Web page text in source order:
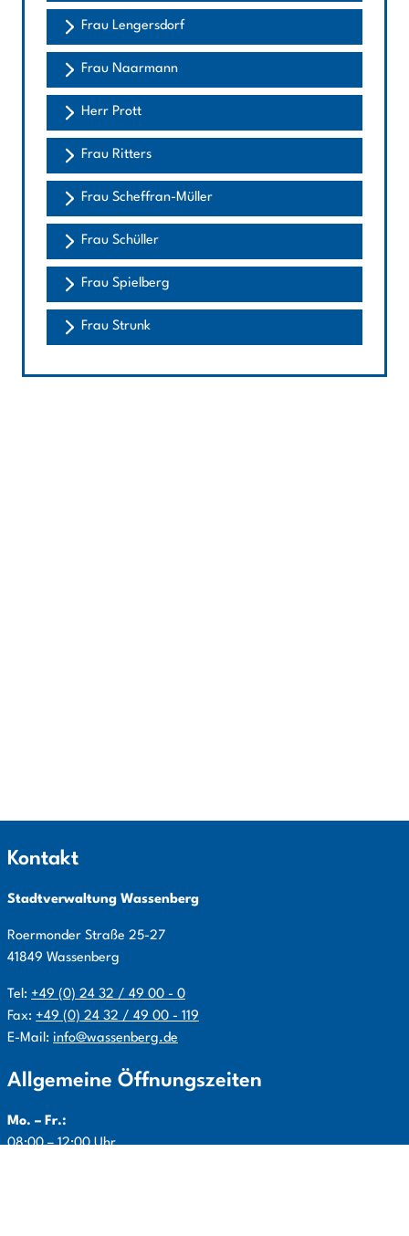
Frau Lengersdorf
Frau Naarmann
Herr Prott
Frau Ritters
Frau Scheffran-Müller
Frau Schüller
Frau Spielberg
Frau Strunk
Kontakt
Stadtverwaltung Wassenberg
Roermonder Straße 25-27
41849 Wassenberg
Tel: +49 (0) 24 32 / 49 00 - 0
Fax: +49 (0) 24 32 / 49 00 - 119
E-Mail: info@wassenberg.de
Allgemeine Öffnungszeiten
Mo. – Fr.:
08:00 – 12:00 Uhr